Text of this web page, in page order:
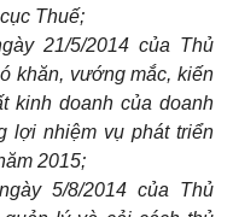
Thuế;
21/5/2014 của Thủ
khăn, vướng mắc, kiến
kinh doanh của doanh
lợi nhiệm vụ phát triển
2015;
5/8/2014 của Thủ